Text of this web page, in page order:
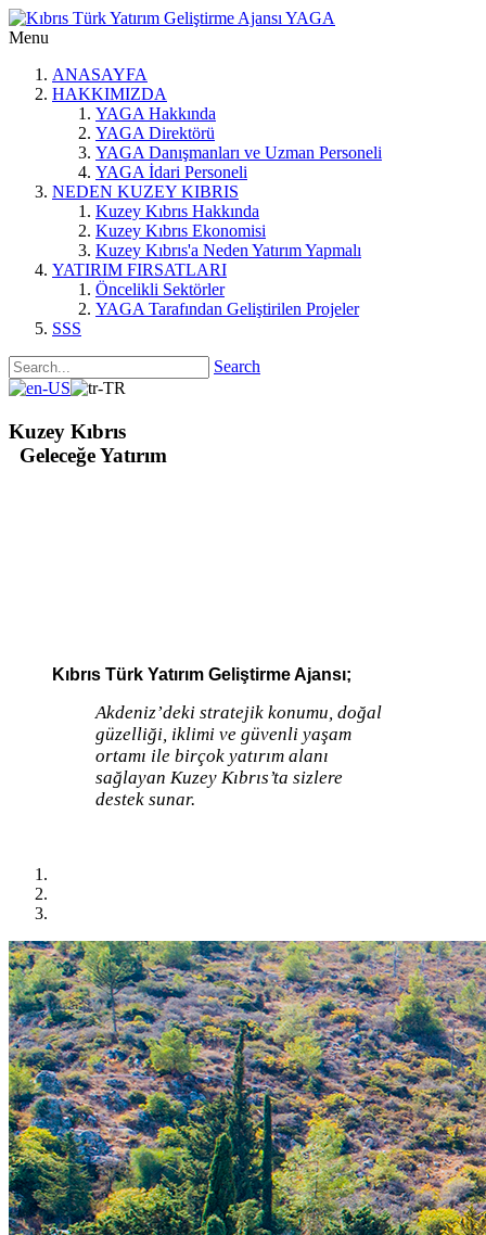
Menu
ANASAYFA
HAKKIMIZDA
YAGA Hakkında
YAGA Direktörü
YAGA Danışmanları ve Uzman Personeli
YAGA İdari Personeli
NEDEN KUZEY KIBRIS
Kuzey Kıbrıs Hakkında
Kuzey Kıbrıs Ekonomisi
Kuzey Kıbrıs'a Neden Yatırım Yapmalı
YATIRIM FIRSATLARI
Öncelikli Sektörler
YAGA Tarafından Geliştirilen Projeler
SSS
Search
Kuzey Kıbrıs
Geleceğe Yatırım
Kıbrıs Türk Yatırım Geliştirme Ajansı;
Akdeniz’deki stratejik konumu, doğal
güzelliği, iklimi ve güvenli yaşam
ortamı ile birçok yatırım alanı
sağlayan Kuzey Kıbrıs’ta sizlere
destek sunar.